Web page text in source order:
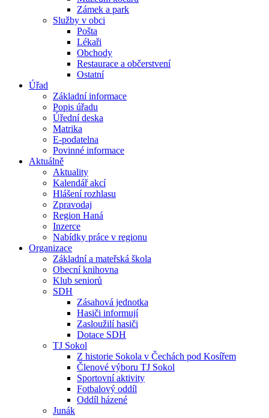
Zámek a park
Služby v obci
Pošta
Lékaři
Obchody
Restaurace a občerstvení
Ostatní
Úřad
Základní informace
Popis úřadu
Úřední deska
Matrika
E-podatelna
Povinné informace
Aktuálně
Aktuality
Kalendář akcí
Hlášení rozhlasu
Zpravodaj
Region Haná
Inzerce
Nabídky práce v regionu
Organizace
Základní a mateřská škola
Obecní knihovna
Klub seniorů
SDH
Zásahová jednotka
Hasiči informují
Zasloužilí hasiči
Dotace SDH
TJ Sokol
Z historie Sokola v Čechách pod Kosířem
Členové výboru TJ Sokol
Sportovní aktivity
Fotbalový oddíl
Oddíl házené
Junák